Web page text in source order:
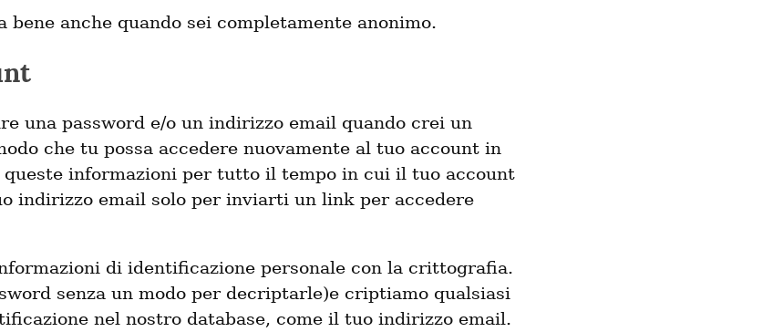
bene anche quando sei completamente anonimo.
una password e/o un indirizzo email quando crei un
che tu possa accedere nuovamente al tuo account in
informazioni per tutto il tempo in cui il tuo account
indirizzo email solo per inviarti un link per accedere
di identificazione personale con la crittografia.
senza un modo per decriptarle)e criptiamo qualsiasi
nel nostro database, come il tuo indirizzo email.